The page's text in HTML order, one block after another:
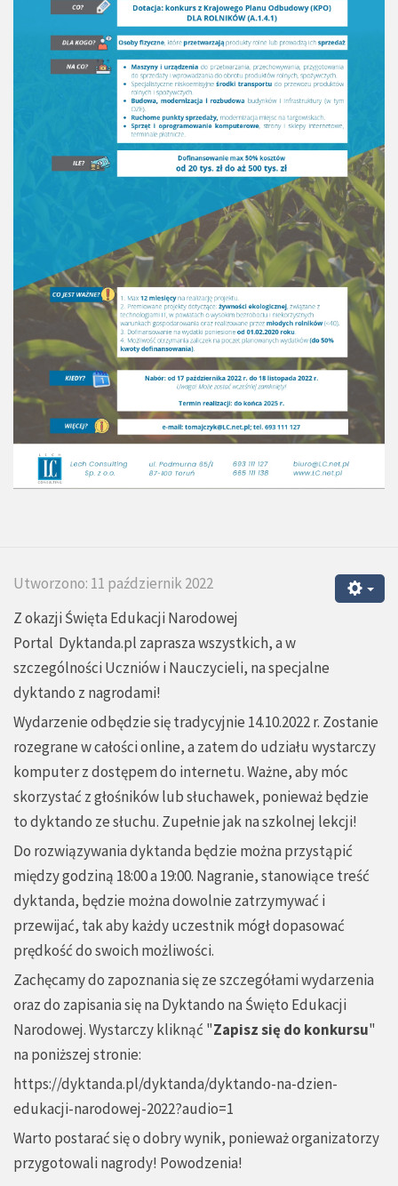
Utworzono: 11 październik 2022
Z okazji Święta Edukacji Narodowej
Portal Dyktanda.pl zaprasza wszystkich, a w
szczególności Uczniów i Nauczycieli, na specjalne
dyktando z nagrodami!
Wydarzenie odbędzie się tradycyjnie 14.10.2022 r. Zostanie
rozegrane w całości online, a zatem do udziału wystarczy
komputer z dostępem do internetu. Ważne, aby móc
skorzystać z głośników lub słuchawek, ponieważ będzie
to dyktando ze słuchu. Zupełnie jak na szkolnej lekcji!
Do rozwiązywania dyktanda będzie można przystąpić
między godziną 18:00 a 19:00. Nagranie, stanowiące treść
dyktanda, będzie można dowolnie zatrzymywać i
przewijać, tak aby każdy uczestnik mógł dopasować
prędkość do swoich możliwości.
Zachęcamy do zapoznania się ze szczegółami wydarzenia
oraz do zapisania się na Dyktando na Święto Edukacji
Narodowej. Wystarczy kliknąć "Zapisz się do konkursu"
na poniższej stronie:
https://dyktanda.pl/dyktanda/dyktando-na-dzien-
edukacji-narodowej-2022?audio=1
Warto postarać się o dobry wynik, ponieważ organizatorzy
przygotowali nagrody! Powodzenia!